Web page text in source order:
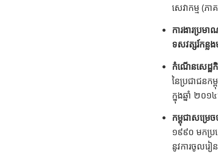
សេវាកម្ម (ភ
ការងារប្រម
ទសវត្សរ៍កន្ល
កំណើនសេដ្ឋ
នៃប្រជាជនក
ក្នុងឆ្នាំ ២០១
កម្ពុជាសម្រេ
១៩៩០ មកប្រ
នូវការចូលរៀ